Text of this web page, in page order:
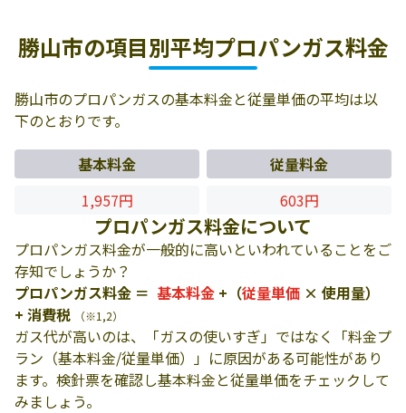
勝山市の項目別平均プロパンガス料金
勝山市のプロパンガスの基本料金と従量単価の平均は以
下のとおりです。
基本料金
従量料金
1,957円
603円
プロパンガス料金について
プロパンガス料金が一般的に高いといわれていることをご
存知でしょうか？
プロパンガス料金 ＝ 基本料金 +（従量単価 × 使用量）
+ 消費税
（※1,2）
ガス代が高いのは、「ガスの使いすぎ」ではなく「料金プ
ラン（基本料金/従量単価）」に原因がある可能性があり
ます。検針票を確認し基本料金と従量単価をチェックして
みましょう。